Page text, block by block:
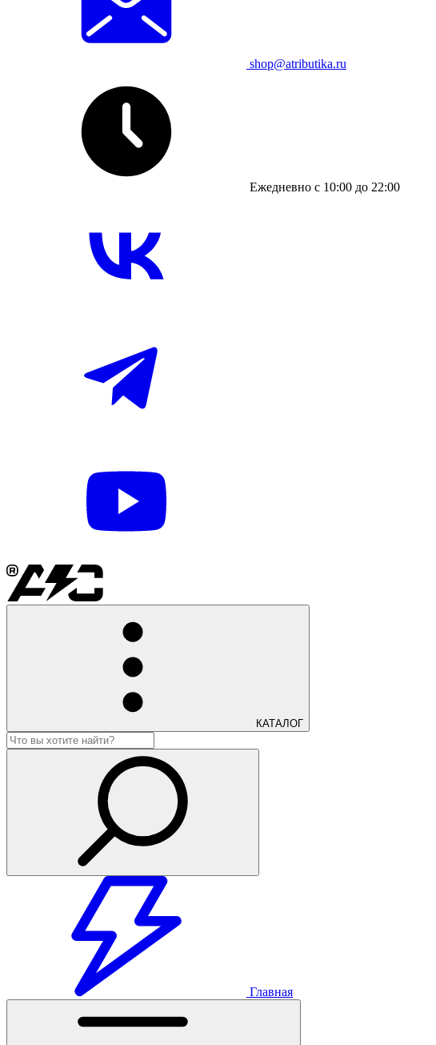
shop@atributika.ru
Ежедневно с 10:00 до 22:00
КАТАЛОГ
Главная